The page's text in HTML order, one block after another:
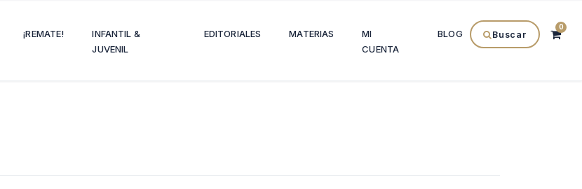
¡REMATE!
INFANTIL &
JUVENIL
EDITORIALES MATERIAS
MI
CUENTA
BLOG Buscar
0